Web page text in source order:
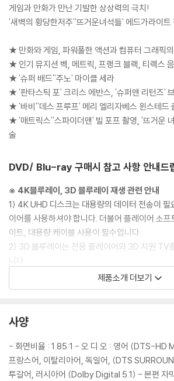
게임과 만화가 만난 기발한 상상력의 극치!
'새벽의 황당한저주''뜨거운녀석들' 에드가라이
★ 만화와 게임, 파워풀한 액션과 컴퓨터 그래픽
★ 인기 뮤지션 벡, 메트릭, 프랭크 블랙, 티렉스
★ '슈퍼 배드''주노' 마이클 세라
★ '판타스틱 포' 크리스 에반스, '슈퍼맨 리턴즈'
★ '바비''데스 프루프' 메리 엘리자베스 윈스테드
★ '매트릭스''스파이더맨' 빌 포프 촬영, '뜨거운
술
DVD/ Blu-ray 구매시 참고 사항 안내드
※ 4K블루레이, 3D 블루레이 재생 관련 안내
1) 4K UHD 디스크는 대용량의 데이터 전송이
이어를 사용하셔야 합니다. 더불어 플레이어 소
이트, 대용량 케이블 사용이 필수입니다.
2) 3D 블루레이는 전용 플레이어와 3D 지원 TV
니다.
※ 아웃케이스/구성품/포장 상태
발생할 수 있습니다. 반품을 원하실 경우 미개봉
다.
2) 스틸북 케이스 제작 과정에서 기포 혹은 경미한
있습니다.
3) 렌티큘러 스틸북의 경우, 보호필름이 붙어 판
제품소개 더보기
사양
- 화면비율 : 1.85:1 - 오 디 오 : 영어 (DTS-HD
프랑스어, 이탈리아어, 독일어, (DTS
투갈어, 러시아어 (Dolby Digital 5.1) - 본편 자